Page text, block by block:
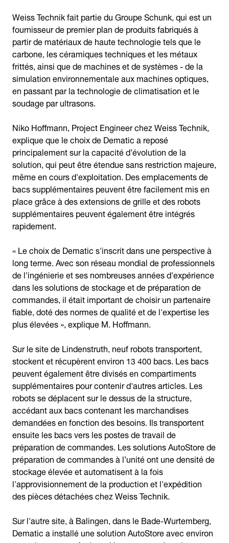
Weiss Technik fait partie du Groupe Schunk, qui est un
fournisseur de premier plan de produits fabriqués à
partir de matériaux de haute technologie tels que le
carbone, les céramiques techniques et les métaux
frittés, ainsi que de machines et de systèmes - de la
simulation environnementale aux machines optiques,
en passant par la technologie de climatisation et le
soudage par ultrasons.
Niko Hoffmann, Project Engineer chez Weiss Technik,
explique que le choix de Dematic a reposé
principalement sur la capacité d’évolution de la
solution, qui peut être étendue sans restriction majeure,
même en cours d'exploitation. Des emplacements de
bacs supplémentaires peuvent être facilement mis en
place grâce à des extensions de grille et des robots
supplémentaires peuvent également être intégrés
rapidement.
« Le choix de Dematic s'inscrit dans une perspective à
long terme. Avec son réseau mondial de professionnels
de l'ingénierie et ses nombreuses années d'expérience
dans les solutions de stockage et de préparation de
commandes, il était important de choisir un partenaire
fiable, doté des normes de qualité et de l'expertise les
plus élevées », explique M. Hoffmann.
Sur le site de Lindenstruth, neuf robots transportent,
stockent et récupèrent environ 13 400 bacs. Les bacs
peuvent également être divisés en compartiments
supplémentaires pour contenir d'autres articles. Les
robots se déplacent sur le dessus de la structure,
accédant aux bacs contenant les marchandises
demandées en fonction des besoins. Ils transportent
ensuite les bacs vers les postes de travail de
préparation de commandes. Les solutions AutoStore de
préparation de commandes à l’unité ont une densité de
stockage élevée et automatisent à la fois
l'approvisionnement de la production et l'expédition
des pièces détachées chez Weiss Technik.
Sur l'autre site, à Balingen, dans le Bade-Wurtemberg,
Dematic a installé une solution AutoStore avec environ